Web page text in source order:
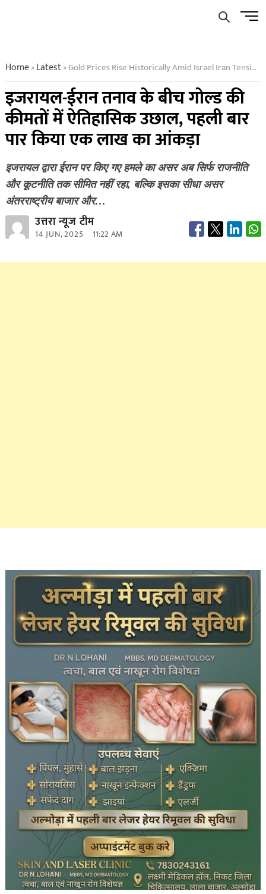
Menu
Home»Latest»Gold Prices Rise Historically Amid Israel Iran Tensions Crosses One Lakh Mark For The First Time
इजरायल-ईरान तनाव के बीच गोल्ड की
कीमतों में ऐतिहासिक उछाल, पहली बार
पार किया एक लाख का आंकड़ा
इजरायल द्वारा ईरान पर किए गए हमले का असर अब सिर्फ राजनीति
और कूटनीति तक सीमित नहीं रहा, बल्कि इसका सीधा असर
अंतरराष्ट्रीय बाजार और…
उत्तरा न्यूज टीम
14 JUN, 2025 11:22 AM